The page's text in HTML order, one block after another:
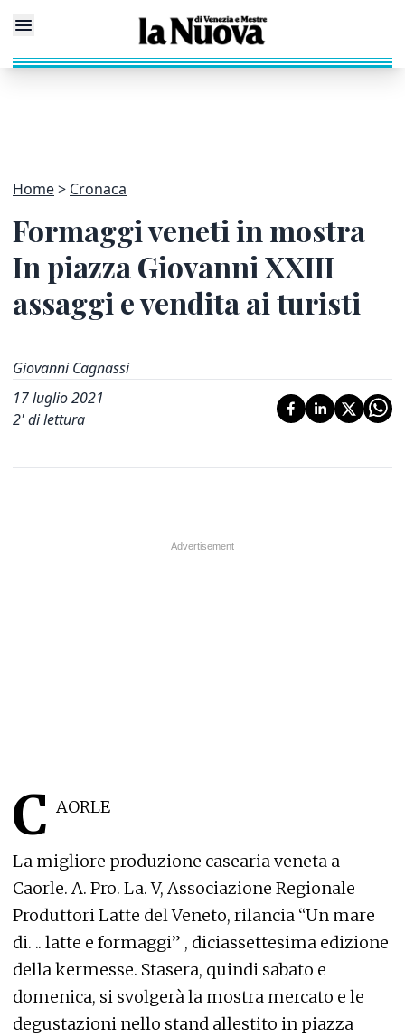
Home Cronaca
Formaggi veneti in mostra
In piazza Giovanni XXIII
assaggi e vendita ai turisti
Giovanni Cagnassi
17 luglio 2021
2' di lettura
C AORLE
La migliore produzione casearia veneta a
Caorle. A. Pro. La. V, Associazione Regionale
Produttori Latte del Veneto, rilancia “Un mare
di. .. latte e formaggi” , diciassettesima edizione
della kermesse. Stasera, quindi sabato e
domenica, si svolgerà la mostra mercato e le
degustazioni nello stand allestito in piazza